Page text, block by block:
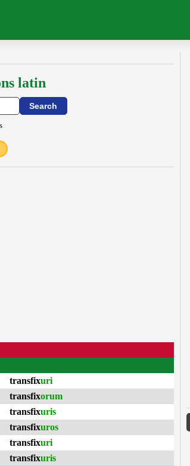
latin
transfixuri
transfixorum
transfixuris
transfixuros
transfixuri
transfixuris